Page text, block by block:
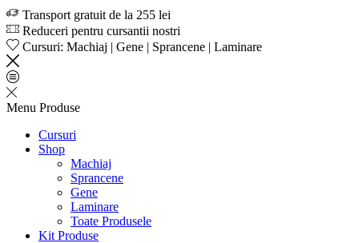
Transport gratuit de la 255 lei
Reduceri pentru cursantii nostri
Cursuri: Machiaj | Gene | Sprancene | Laminare
Menu Produse
Cursuri
Shop
Machiaj
Sprancene
Gene
Laminare
Toate Produsele
Kit Produse